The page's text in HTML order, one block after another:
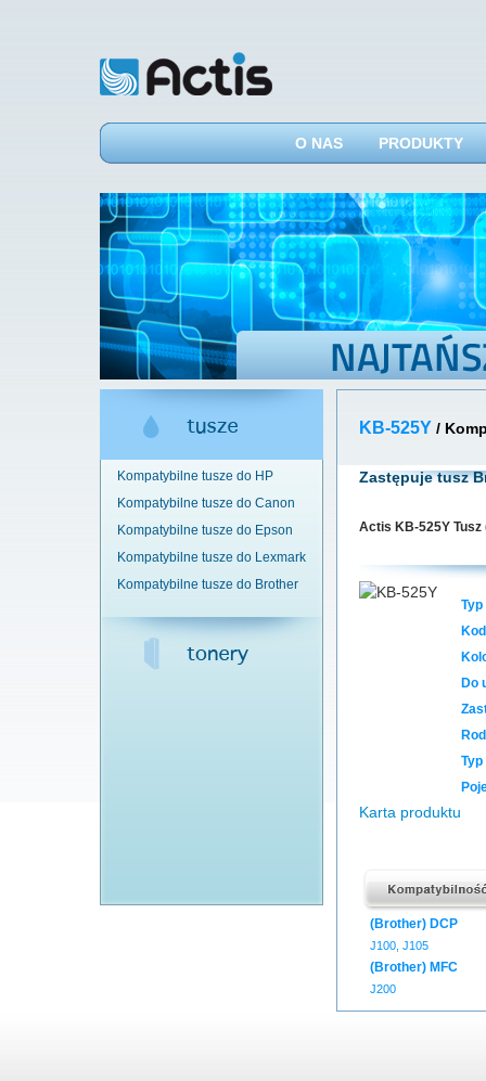
PRODUKTY
O NAS
Kompatybilne tusze do HP
Kompatybilne tusze do Canon
Kompatybilne tusze do Epson
Kompatybilne tusze do Lexmark
Kompatybilne tusze do Brother
KB-525Y /
Zastępuje tusz
Actis KB-525Y Tusz
Do
Typ
Karta produktu
(Brother) DCP
J100, J105
(Brother) MFC
J200